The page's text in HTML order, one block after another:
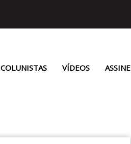
COLUNISTAS VÍDEOS ASSINE